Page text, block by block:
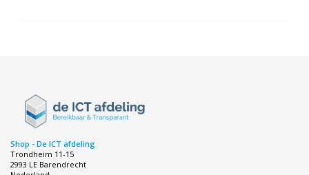
Shop - De ICT afdeling
Trondheim 11-15
2993 LE Barendrecht